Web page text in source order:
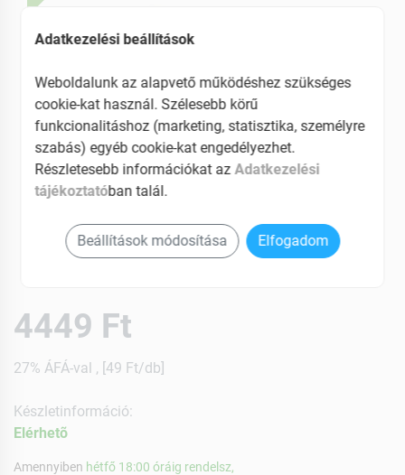
4449 Ft
27% ÁFÁ-val , [49 Ft/db]
Készletinformáció:
Elérhetõ
Amennyiben hétfő 18:00 óráig rendelsz,
Adatkezelési beállítások
Weboldalunk az alapvető működéshez szükséges
cookie-kat használ. Szélesebb körű
funkcionalitáshoz (marketing, statisztika, személyre
szabás) egyéb cookie-kat engedélyezhet.
Részletesebb információkat azAdatkezelési
tájékoztatóban talál.
Beállítások módosítása Elfogadom